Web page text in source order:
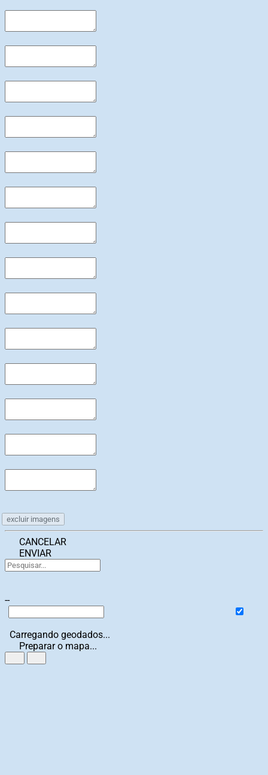
excluir imagens
CANCELAR
ENVIAR
--
Carregando geodados...
Preparar o mapa...